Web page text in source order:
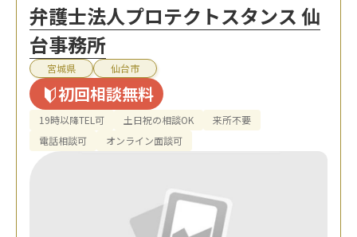
弁護士法人プロテクトスタンス 仙
台事務所
宮城県 仙台市
初回相談無料
19時以降TEL可 土日祝の相談OK
来所不要
電話相談可
オンライン面談可